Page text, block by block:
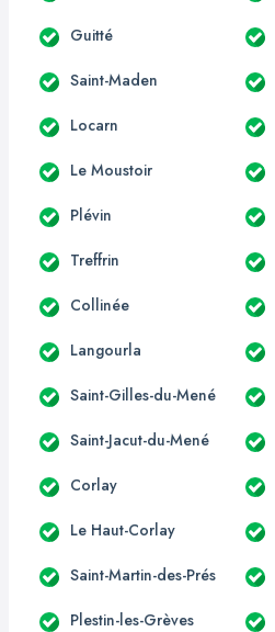
Guitté
Saint-Maden
Locarn
Le Moustoir
Plévin
Treffrin
Collinée
Langourla
Saint-Gilles-du-Mené
Saint-Jacut-du-Mené
Corlay
Le Haut-Corlay
Saint-Martin-des-Prés
Plestin-les-Grèves